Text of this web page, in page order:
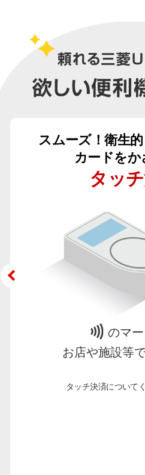
スムーズ！衛生
カードをか
タッ
のマ
お店や施設等
タッチ決済について